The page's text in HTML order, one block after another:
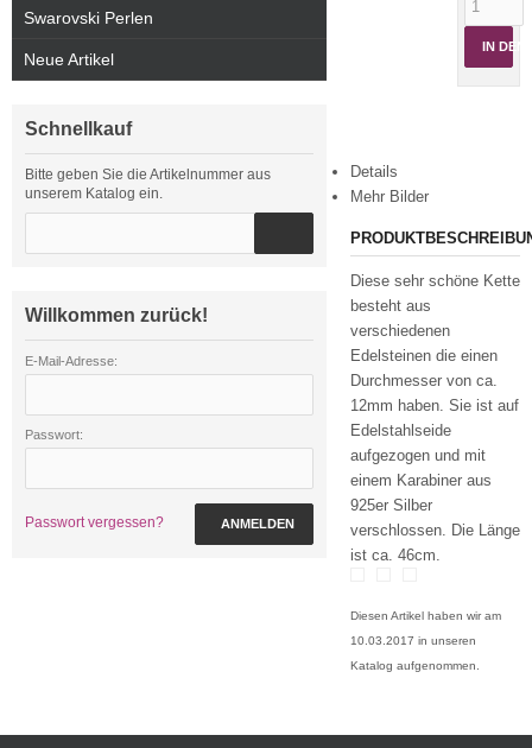
IN DEN
Details
Mehr Bilder
Diese sehr schöne Kette
besteht aus
verschiedenen
Edelsteinen die einen
Durchmesser von ca.
12mm haben. Sie ist auf
Edelstahlseide
aufgezogen und mit
einem Karabiner aus
925er Silber
verschlossen. Die Länge
ist ca. 46cm.
Diesen Artikel haben wir am
10.03.2017 in unseren
Katalog aufgenommen.
Swarovski Perlen
Neue Artikel
Schnellkauf
Bitte geben Sie die Artikelnummer aus
unserem Katalog ein.
Willkommen zurück!
E-Mail-Adresse:
Passwort:
Passwort vergessen? ANMELDEN